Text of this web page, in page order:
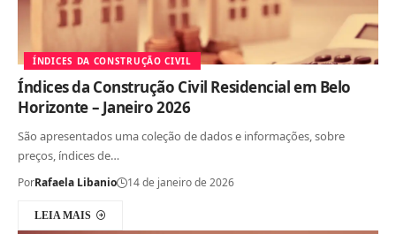
ÍNDICES DA CONSTRUÇÃO CIVIL
Índices da Construção Civil Residencial em Belo
Horizonte – Janeiro 2026
São apresentados uma coleção de dados e informações, sobre
preços, índices de…
PorRafaela Libanio 14 de janeiro de 2026
LEIA MAIS